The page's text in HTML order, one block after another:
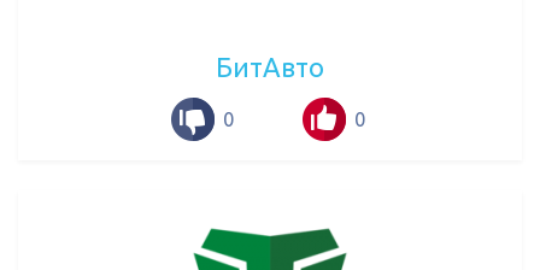
БитАвто
0 0